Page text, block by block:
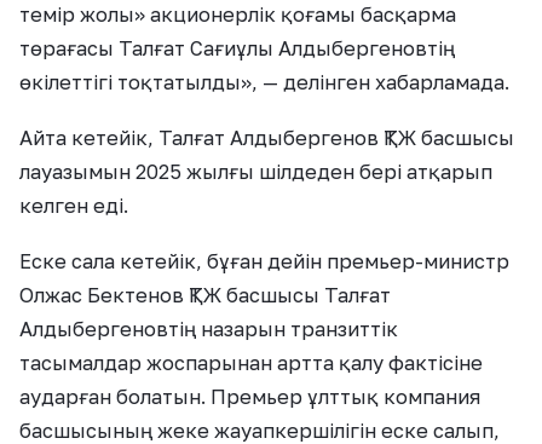
темір жолы» акционерлік қоғамы басқарма
төрағасы Талғат Сағиұлы Алдыбергеновтің
өкілеттігі тоқтатылды», — делінген хабарламада.
Айта кетейік, Талғат Алдыбергенов ҚТЖ басшысы
лауазымын 2025 жылғы шілдеден бері атқарып
келген еді.
Еске сала кетейік, бұған дейін премьер-министр
Олжас Бектенов ҚТЖ басшысы Талғат
Алдыбергеновтің назарын транзиттік
тасымалдар жоспарынан артта қалу фактісіне
аударған болатын. Премьер ұлттық компания
басшысының жеке жауапкершілігін еске салып,